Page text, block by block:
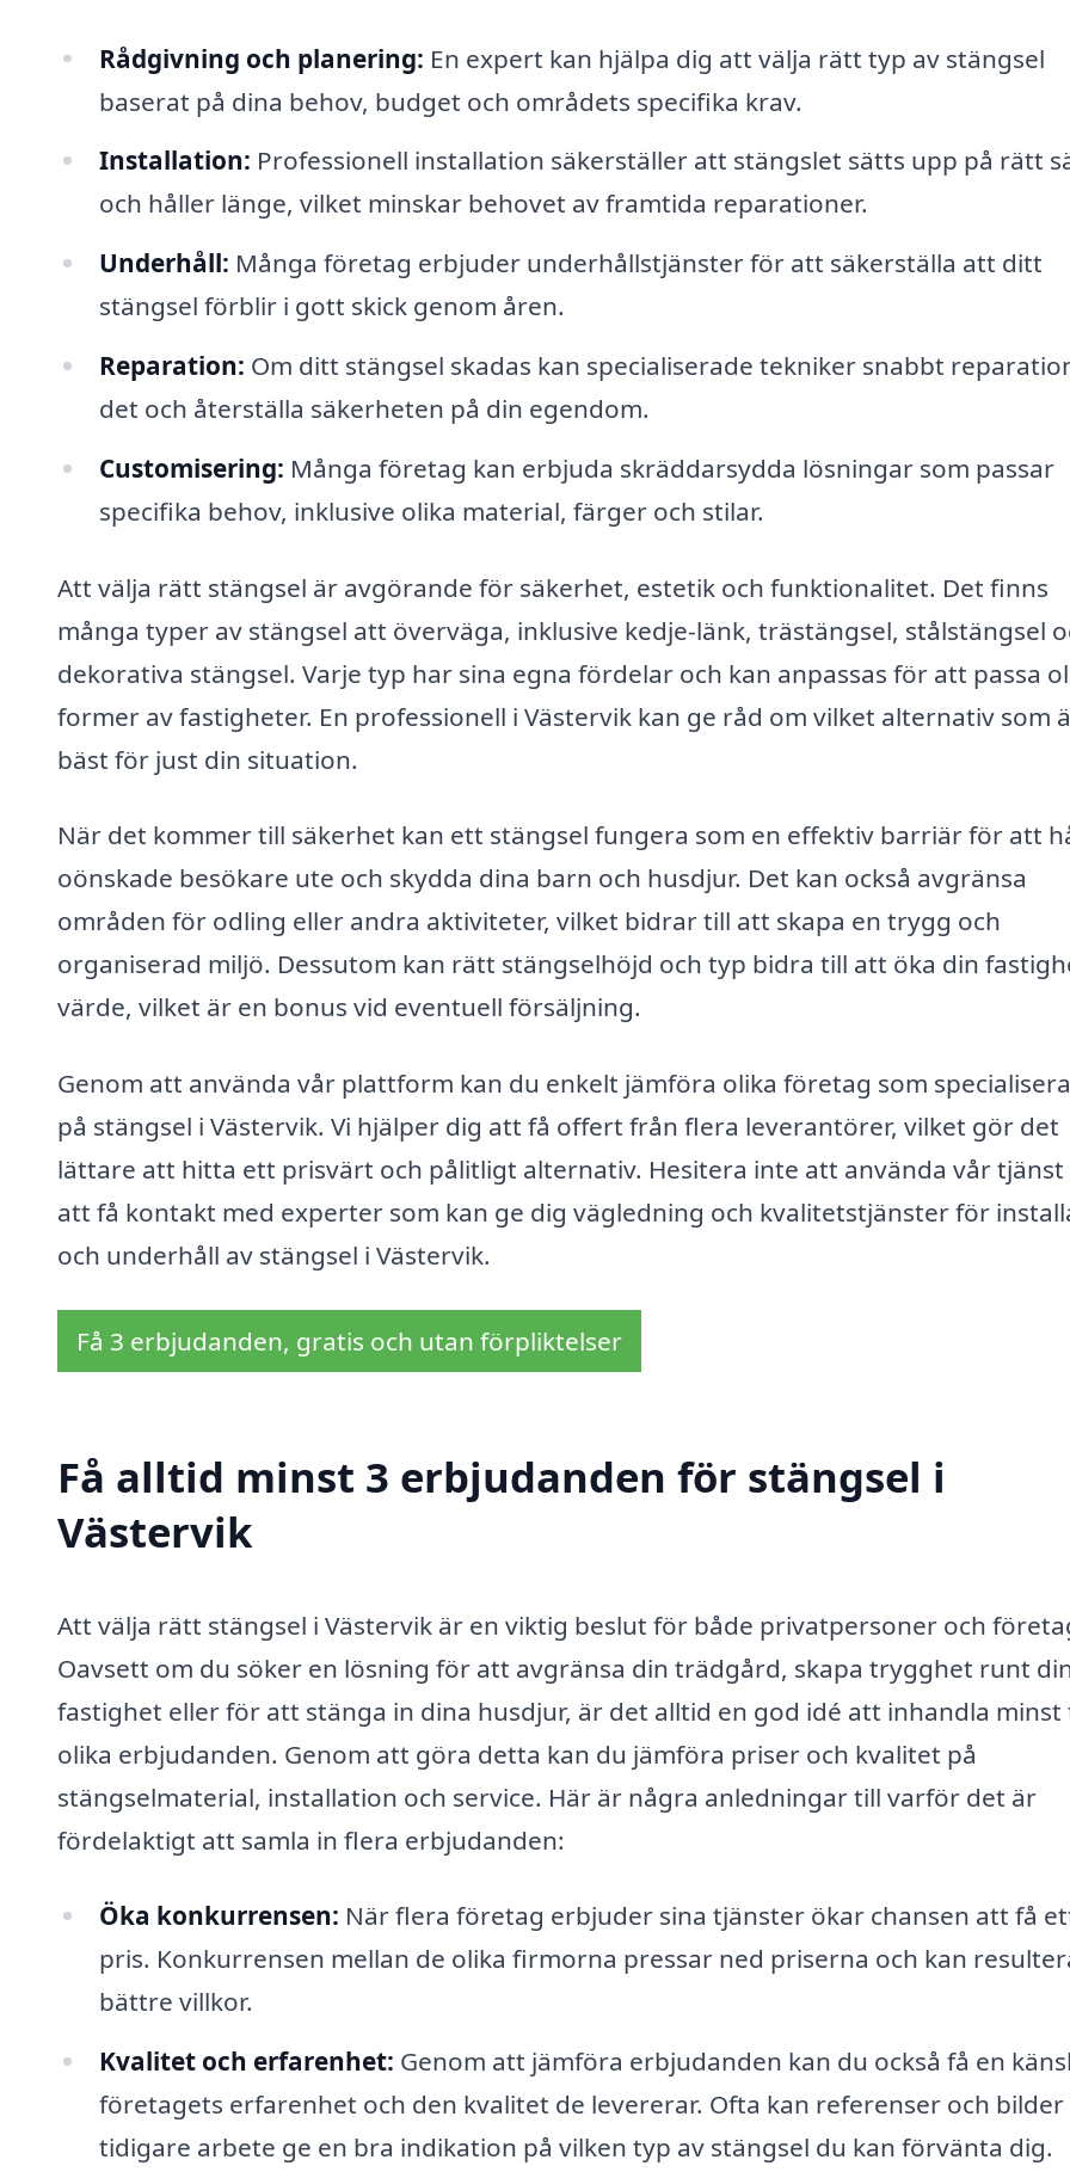
Rådgivning och planering: En expert kan hjälpa dig att välja rätt typ av stängsel
baserat på dina behov, budget och områdets specifika krav.
Installation: Professionell installation säkerställer att stängslet sätts upp på rätt
och håller länge, vilket minskar behovet av framtida reparationer.
Underhåll: Många företag erbjuder underhållstjänster för att säkerställa att ditt
stängsel förblir i gott skick genom åren.
Reparation: Om ditt stängsel skadas kan specialiserade tekniker snabbt
det och återställa säkerheten på din egendom.
Customisering: Många företag kan erbjuda skräddarsydda lösningar som passar
specifika behov, inklusive olika material, färger och stilar.
Att välja rätt stängsel är avgörande för säkerhet, estetik och funktionalitet. Det finns
många typer av stängsel att överväga, inklusive kedje-länk, trästängsel, stålstängsel
dekorativa stängsel. Varje typ har sina egna fördelar och kan anpassas för att passa
former av fastigheter. En professionell i Västervik kan ge råd om vilket alternativ som
bäst för just din situation.
När det kommer till säkerhet kan ett stängsel fungera som en effektiv barriär för att
oönskade besökare ute och skydda dina barn och husdjur. Det kan också avgränsa
områden för odling eller andra aktiviteter, vilket bidrar till att skapa en trygg och
organiserad miljö. Dessutom kan rätt stängselhöjd och typ bidra till att öka din
värde, vilket är en bonus vid eventuell försäljning.
Genom att använda vår plattform kan du enkelt jämföra olika företag som
på stängsel i Västervik. Vi hjälper dig att få offert från flera leverantörer, vilket gör det
lättare att hitta ett prisvärt och pålitligt alternativ. Hesitera inte att använda vår
att få kontakt med experter som kan ge dig vägledning och kvalitetstjänster för
och underhåll av stängsel i Västervik.
Få 3 erbjudanden, gratis och utan förpliktelser
Få alltid minst 3 erbjudanden för stängsel i
Västervik
Att välja rätt stängsel i Västervik är en viktig beslut för både privatpersoner och
Oavsett om du söker en lösning för att avgränsa din trädgård, skapa trygghet runt
fastighet eller för att stänga in dina husdjur, är det alltid en god idé att inhandla minst
olika erbjudanden. Genom att göra detta kan du jämföra priser och kvalitet på
stängselmaterial, installation och service. Här är några anledningar till varför det är
fördelaktigt att samla in flera erbjudanden:
Öka konkurrensen: När flera företag erbjuder sina tjänster ökar chansen att få
pris. Konkurrensen mellan de olika firmorna pressar ned priserna och kan
bättre villkor.
Kvalitet och erfarenhet: Genom att jämföra erbjudanden kan du också få en
företagets erfarenhet och den kvalitet de levererar. Ofta kan referenser och bilder
tidigare arbete ge en bra indikation på vilken typ av stängsel du kan förvänta dig.